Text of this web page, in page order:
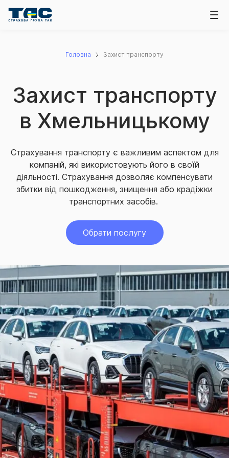
Головна Захист транспорту
Захист транспорту
в Хмельницькому
Страхування транспорту є важливим аспектом для
компаній, які використовують його в своїй
діяльності. Страхування дозволяє компенсувати
збитки від пошкодження, знищення або крадіжки
транспортних засобів.
Обрати послугу